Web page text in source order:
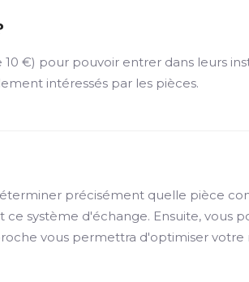
€) pour pouvoir entrer dans leurs
intéressés par les pièces.
précisément quelle pièce
système d'échange. Ensuite, vous
vous permettra d'optimiser